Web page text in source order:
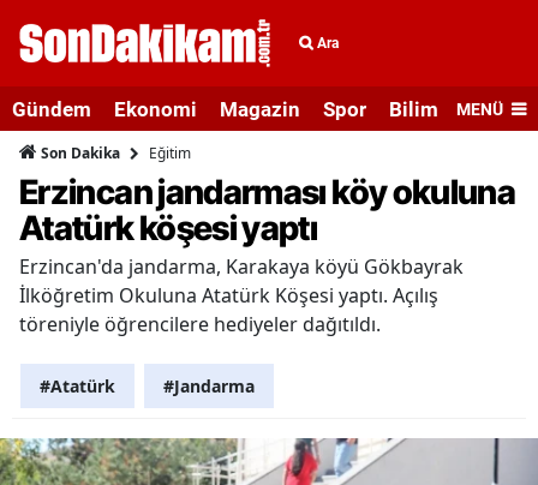
Ara
Gündem Ekonomi Magazin Spor Bilim veMENÜ
Son Dakika Eğitim
Erzincan jandarması köy okuluna
Atatürk köşesi yaptı
Erzincan'da jandarma, Karakaya köyü Gökbayrak
İlköğretim Okuluna Atatürk Köşesi yaptı. Açılış
töreniyle öğrencilere hediyeler dağıtıldı.
#Atatürk #Jandarma